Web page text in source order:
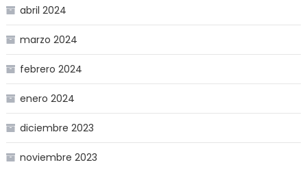
abril 2024
marzo 2024
febrero 2024
enero 2024
diciembre 2023
noviembre 2023